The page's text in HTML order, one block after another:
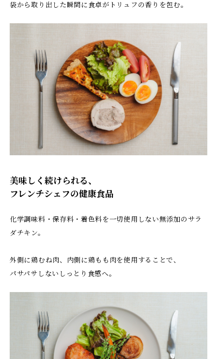
袋から取り出した瞬間に食卓がトリュフの香りを包む。
美味しく続けられる、
フレンチシェフの健康食品
化学調味料・保存料・着色料を一切使用しない無添加のサラ
ダチキン。
外側に鶏むね肉、内側に鶏もも肉を使用することで、
パサパサしないしっとり食感へ。